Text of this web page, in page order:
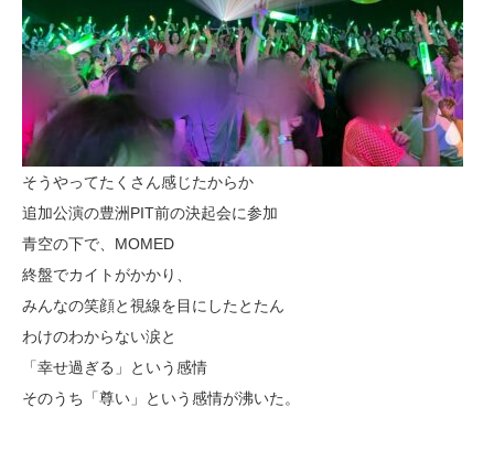
そうやってたくさん感じたからか
追加公演の豊洲PIT前の決起会に参加
青空の下で、MOMED
終盤でカイトがかかり、
みんなの笑顔と視線を目にしたとたん
わけのわからない涙と
「幸せ過ぎる」という感情
そのうち「尊い」という感情が沸いた。